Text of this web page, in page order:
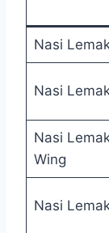
Nasi
Nasi
Nasi
Wing
Nasi